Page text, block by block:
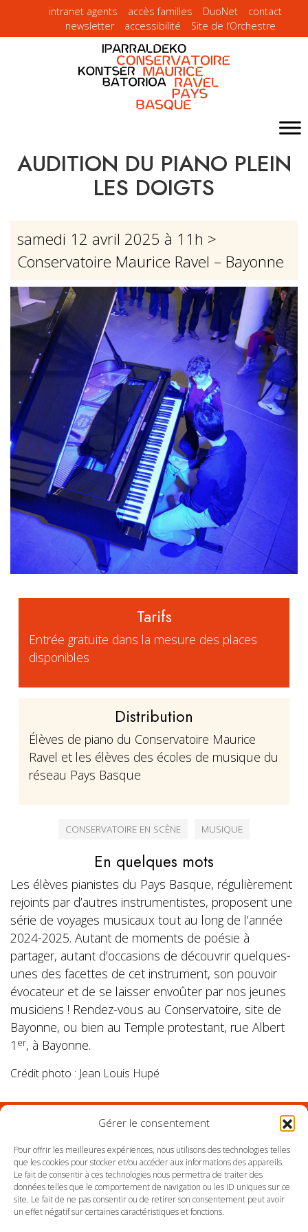
Gérer le consentement
Pour offrir les meilleures expériences, nous utilisons des technologies telles
que les cookies pour stocker et/ou accéder aux informations des appareils.
Le fait de consentir à ces technologies nous permettra de traiter des
données telles que le comportement de navigation ou les ID uniques sur ce
site. Le fait de ne pas consentir ou de retirer son consentement peut avoir
un effet négatif sur certaines caractéristiques et fonctions.
intranet agents accès familles DuoNet
contact
newsletter
accessibilité Site de l’Orchestre
AUDITION DU PIANO PLEIN
LES DOIGTS
samedi 12 avril 2025 à 11h >
Conservatoire Maurice Ravel – Bayonne
Tarifs
Entrée gratuite dans la mesure des places
disponibles
Distribution
Élèves de piano du Conservatoire Maurice
Ravel et les élèves des écoles de musique du
réseau Pays Basque
CONSERVATOIRE EN SCÈNE MUSIQUE
En quelques mots
Les élèves pianistes du Pays Basque, régulièrement
rejoints par d’autres instrumentistes, proposent une
série de voyages musicaux tout au long de l’année
2024-2025. Autant de moments de poésie à
partager, autant d’occasions de découvrir quelques-
unes des facettes de cet instrument, son pouvoir
évocateur et de se laisser envoûter par nos jeunes
musiciens ! Rendez-vous au Conservatoire, site de
Bayonne, ou bien au Temple protestant, rue Albert
1 er, à Bayonne.
Crédit photo : Jean Louis Hupé
Suivez le conservatoire du Pays Basque sur les
réseaux